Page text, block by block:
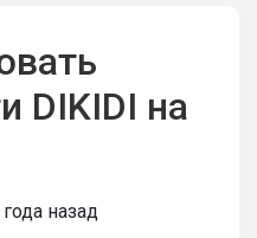
DIKIDI на
назад